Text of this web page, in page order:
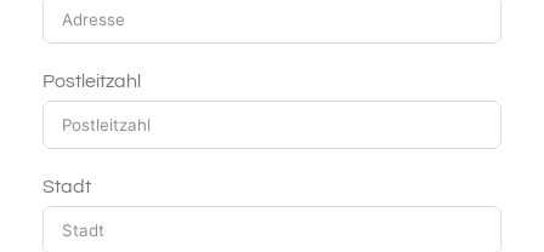
Postleitzahl
Stadt